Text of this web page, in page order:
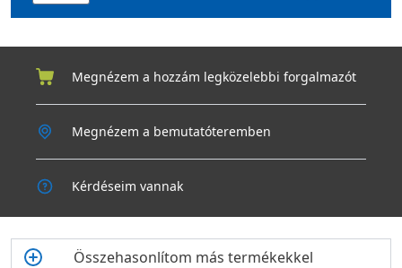
Megnézem a hozzám legközelebbi forgalmazót
Megnézem a bemutatóteremben
Kérdéseim vannak
Összehasonlítom más termékekkel